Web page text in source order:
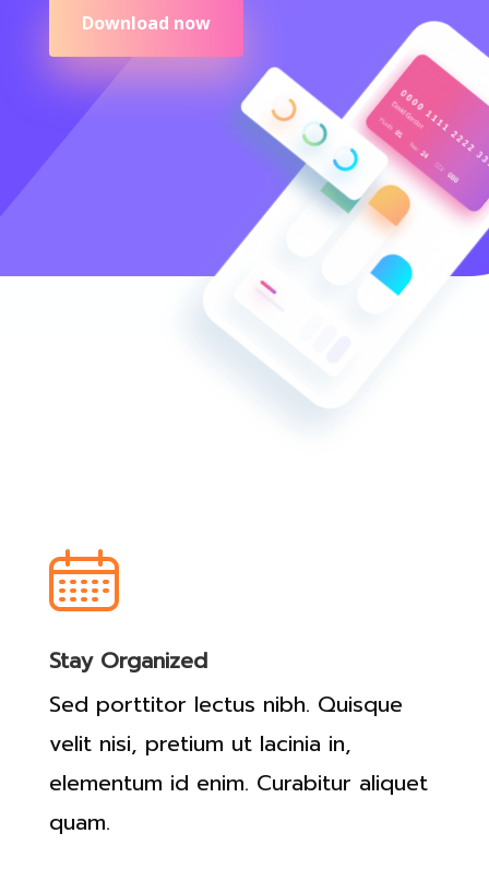
Download now
Stay Organized
Sed porttitor lectus nibh. Quisque
velit nisi, pretium ut lacinia in,
elementum id enim. Curabitur aliquet
quam.